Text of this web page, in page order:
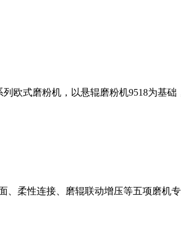
欧式磨粉机，以悬辊磨粉机9518为基础
柔性连接、磨辊联动增压等五项磨机